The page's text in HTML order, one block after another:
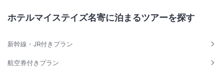
ホテルマイステイズ名寄に泊まるツアーを探す
新幹線・JR付きプラン
航空券付きプラン